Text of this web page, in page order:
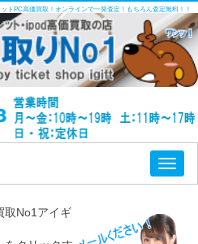
トPC高価買取！オンラインで一発査定！もちろん査定無料！！
取No1アイギ